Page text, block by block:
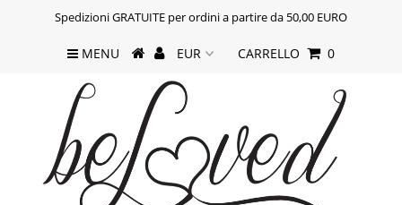
Spedizioni GRATUITE per ordini a partire da 50,00 EURO
MENU CARRELLO 0